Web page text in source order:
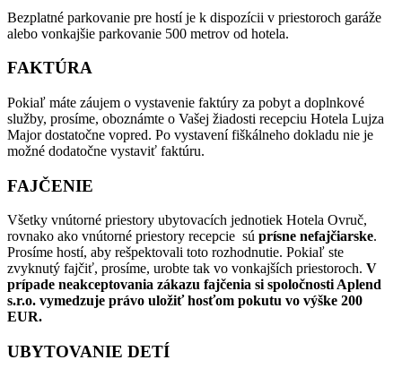
Bezplatné parkovanie pre hostí je k dispozícii v priestoroch garáže
alebo vonkajšie parkovanie 500 metrov od hotela.
FAKTÚRA
Pokiaľ máte záujem o vystavenie faktúry za pobyt a doplnkové
služby, prosíme, oboznámte o Vašej žiadosti recepciu Hotela Lujza
Major dostatočne vopred. Po vystavení fiškálneho dokladu nie je
možné dodatočne vystaviť faktúru.
FAJČENIE
Všetky vnútorné priestory ubytovacích jednotiek Hotela Ovruč,
rovnako ako vnútorné priestory recepcie sú prísne nefajčiarske.
Prosíme hostí, aby rešpektovali toto rozhodnutie. Pokiaľ ste
zvyknutý fajčiť, prosíme, urobte tak vo vonkajších priestoroch. V
prípade neakceptovania zákazu fajčenia si spoločnosti Aplend
s.r.o. vymedzuje právo uložiť hosťom pokutu vo výške 200
EUR.
UBYTOVANIE DETÍ